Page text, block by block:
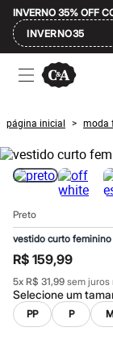
INVERNO 35% OFF
INVERNO35
Ofertas
Compre por
Masculino
Infantil
Calçados
Mindse7
Plus Size
Até 20% off
Até 60% off
A partir de 60%
Feminino
Em alta
Inverno
Alfaiataria
Novidades
Roupas
página inicial > moda
Preto
vestido curto
R$ 159,99
5x R$ 31,99 sem juros
Selecione um
PP P